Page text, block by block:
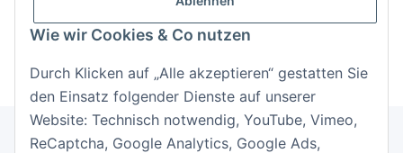
Wie wir Cookies & Co nutzen
Durch Klicken auf „Alle akzeptieren“ gestatten Sie
den Einsatz folgender Dienste auf unserer
Website: Technisch notwendig, YouTube, Vimeo,
ReCaptcha, Google Analytics, Google Ads,
Neu hier? Jetzt registrieren!